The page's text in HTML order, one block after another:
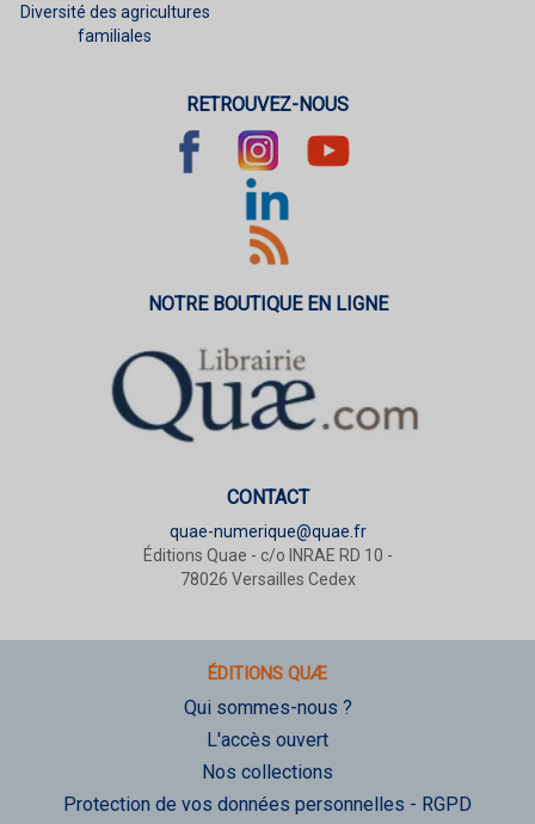
Diversité des agricultures
familiales
RETROUVEZ-NOUS
NOTRE BOUTIQUE EN LIGNE
CONTACT
quae-numerique@quae.fr
Éditions Quae - c/o INRAE RD 10 -
78026 Versailles Cedex
ÉDITIONS QUÆ
Qui sommes-nous ?
L'accès ouvert
Nos collections
Protection de vos données personnelles - RGPD